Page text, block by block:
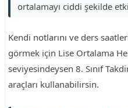
ortalamayı ciddi şekilde
Kendi notlarını ve ders
görmek için Lise Ortalama
seviyesindeysen 8. Sınıf
araçları kullanabilirsin.